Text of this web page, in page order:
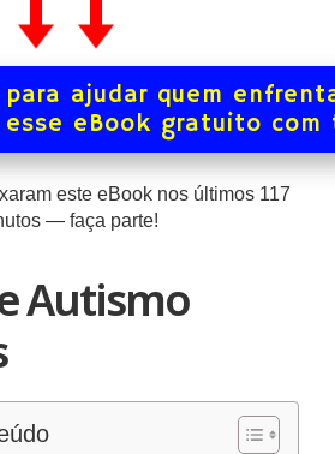
para ajudar quem
esse eBook gratuito
este eBook nos últimos 117
— faça parte!
Autismo